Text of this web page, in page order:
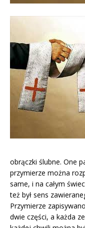
obrączki ślubne. One
przymierze można
same, i na całym
też był sens
Przymierze
dwie części, a każda